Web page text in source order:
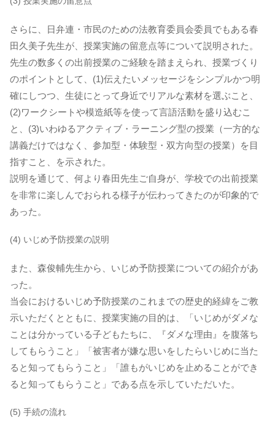
さらに、日弁連・市民のための法教育委員会委員でもある春
田久美子先生が、授業実施の留意点等について説明された。
先生の数多くの出前授業のご経験を踏まえられ、授業づくり
のポイントとして、(1)伝えたいメッセージをシンプルかつ明
確にしつつ、生徒にとって身近でリアルな素材を選ぶこと、
(2)ワークシートや模造紙等を使って言語活動を盛り込むこ
と、(3)いわゆるアクティブ・ラーニング型の授業（一方的な
講義だけではなく、参加型・体験型・双方向型の授業）を目
指すこと、を示された。
説明を通じて、何より春田先生ご自身が、学校での出前授業
を非常に楽しんでおられる様子が伝わってきたのが印象的で
あった。
(4) いじめ予防授業の説明
また、森俊輔先生から、いじめ予防授業についての紹介があ
った。
当会におけるいじめ予防授業のこれまでの歴史的経緯をご教
示いただくとともに、授業実施の目的は、「いじめがダメな
ことは分かっている子どもたちに、『ダメな理由』を腹落ち
してもらうこと」「被害者が嫌な思いをしたらいじめに当た
ると知ってもらうこと」「誰もがいじめを止めることができ
ると知ってもらうこと」である点を示していただいた。
(5) 手続の流れ